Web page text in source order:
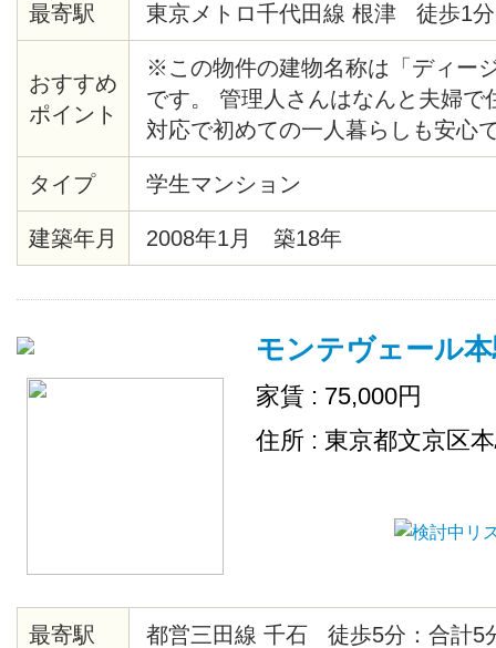
最寄駅 東京メトロ千代田線 根津 徒歩1
おすすめ
ポイント
※この物件の建物名称は「ディー
です。 管理人さんはなんと夫婦で
対応で初めての一人暮らしも安心
りて地上に上がると、目の前にマ
らマンションまでの近さも魅力で
で営業しているスーパーも物件目
屋から歴史根付く根津の町を見渡
タイプ 学生マンション
建築年月 2008年1月 築18年
モンテヴェール
家賃 : 75,000円
住所 : 東京都文京区
最寄駅 都営三田線 千石 徒歩5分：合計5